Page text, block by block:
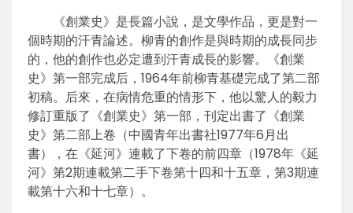
《創業史》是長篇小說，是文學作品，更是對一
個時期的汗青論述。柳青的創作是與時期的成長同步
的，他的創作也必定遭到汗青成長的影響。《創業
史》第一部完成后，1964年前柳青基礎完成了第二部
初稿。后來，在病情危重的情形下，他以驚人的毅力
修訂重版了《創業史》第一部，刊定出書了《創業
史》第二部上卷（中國青年出書社1977年6月出
書），在《延河》連載了下卷的前四章（1978年《延
河》第2期連載第二手下卷第十四和十五章，第3期連
載第十六和十七章）。